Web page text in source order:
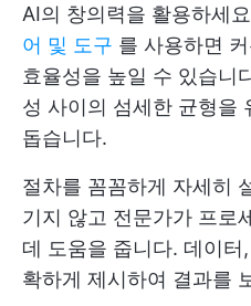
AI의 창의력을 활용하세요
어 및 도구 를 사용하면
효율성을 높일 수 있습니
성 사이의 섬세한 균형을
돕습니다.
절차를 꼼꼼하게 자세히
기지 않고 전문가가 프로
데 도움을 줍니다. 데이
확하게 제시하여 결과를